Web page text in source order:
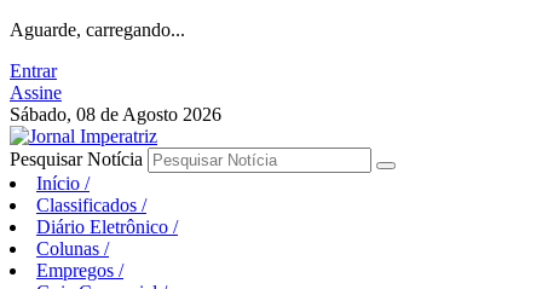
Aguarde, carregando...
Entrar
Assine
Sábado, 08 de Agosto 2026
Pesquisar Notícia
Início /
Classificados /
Diário Eletrônico /
Colunas /
Empregos /